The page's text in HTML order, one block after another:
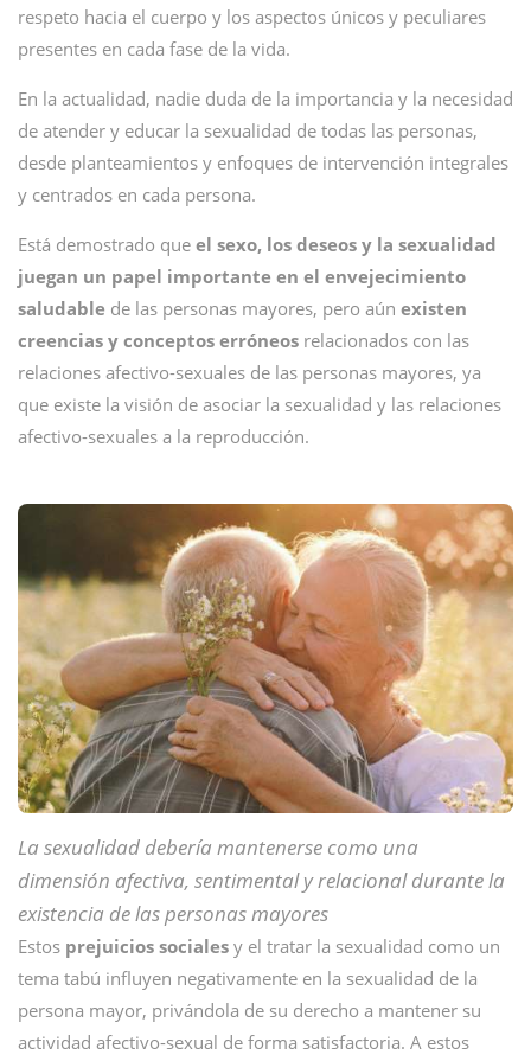
respeto hacia el cuerpo y los aspectos únicos y peculiares
presentes en cada fase de la vida.
En la actualidad, nadie duda de la importancia y la necesidad
de atender y educar la sexualidad de todas las personas,
desde planteamientos y enfoques de intervención integrales
y centrados en cada persona.
Está demostrado que el sexo, los deseos y la sexualidad
juegan un papel importante en el envejecimiento
saludable de las personas mayores, pero aún existen
creencias y conceptos erróneos relacionados con las
relaciones afectivo-sexuales de las personas mayores, ya
que existe la visión de asociar la sexualidad y las relaciones
afectivo-sexuales a la reproducción.
La sexualidad debería mantenerse como una
dimensión afectiva, sentimental y relacional durante la
existencia de las personas mayores
Estos prejuicios sociales y el tratar la sexualidad como un
tema tabú influyen negativamente en la sexualidad de la
persona mayor, privándola de su derecho a mantener su
actividad afectivo-sexual de forma satisfactoria. A estos